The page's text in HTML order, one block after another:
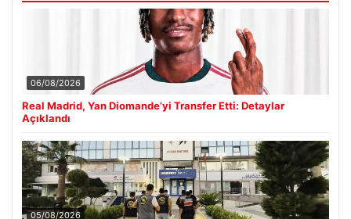
06/08/2026
Real Madrid, Yan Diomande’yi Transfer Etti: Detaylar
Açıklandı
05/08/2026